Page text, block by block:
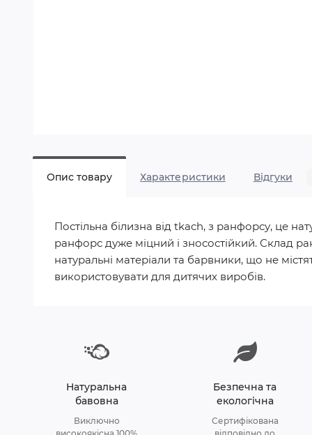
Опис товару Характеристики Відгуки
Постільна білизна від tkach, з ранфорсу, це
ранфорс дуже міцний і зносостійкий. Склад
натуральні матеріали та барвники, що не
використовувати для дитячих виробів.
Натуральна
бавовна
Виключно
Безпечна та
екологічна
Сертифікована